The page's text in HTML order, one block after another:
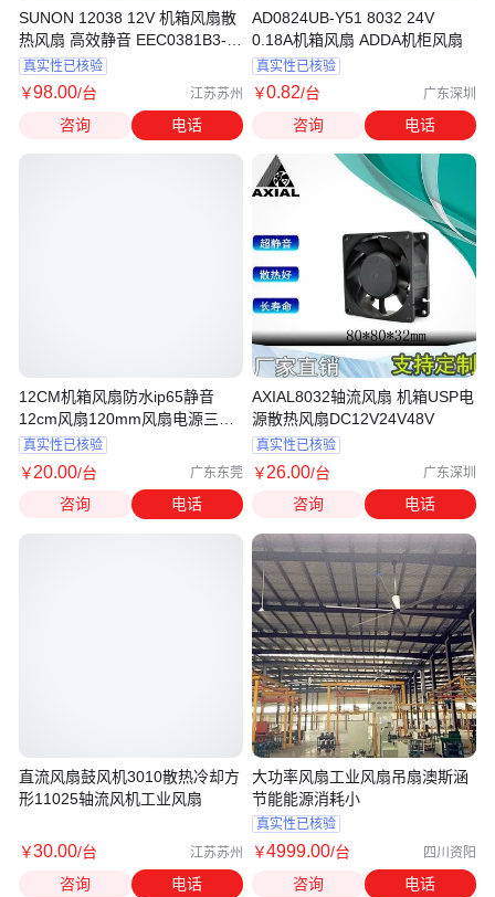
SUNON 12038 12V 机箱风扇散
热风扇 高效静音 EEC0381B3-
000U-A99
真实性已核验
￥98.00/台 江苏苏州
咨询 电话
12CM机箱风扇防水ip65静音
12cm风扇120mm风扇电源三线
四线调速pwm
真实性已核验
￥20.00/台 广东东莞
咨询 电话
直流风扇鼓风机3010散热冷却方
形11025轴流风机工业风扇
￥30.00/台 江苏苏州
咨询 电话
AD0824UB-Y51 8032 24V
0.18A机箱风扇 ADDA机柜风扇
真实性已核验
￥0.82/台 广东深圳
咨询 电话
AXIAL8032轴流风扇 机箱USP电
源散热风扇DC12V24V48V
真实性已核验
￥26.00/台 广东深圳
咨询 电话
大功率风扇工业风扇吊扇澳斯涵
节能能源消耗小
真实性已核验
￥4999.00/台 四川资阳
咨询 电话